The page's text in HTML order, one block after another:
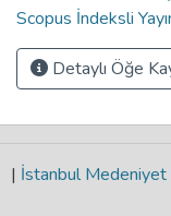
Scopus İndeksli
Detaylı Öğe
| İstanbul